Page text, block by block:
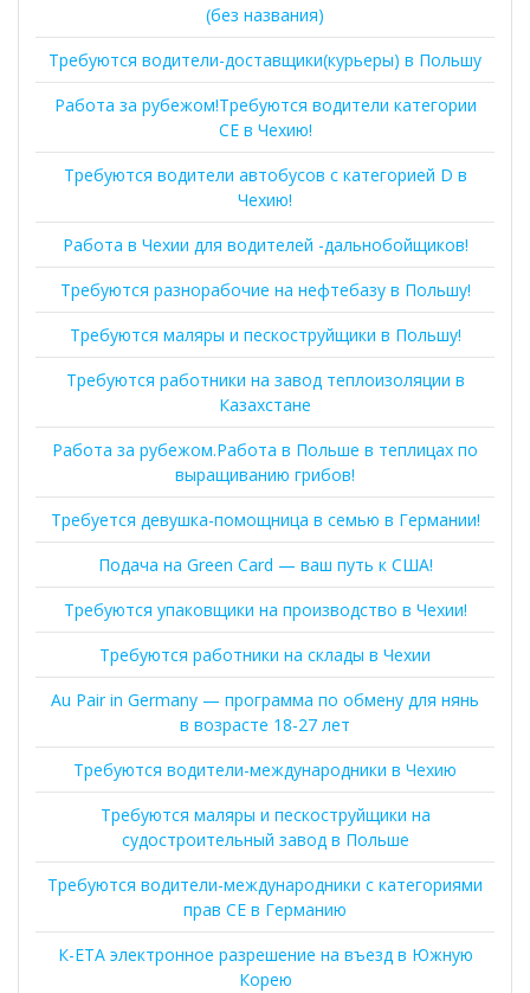
(без названия)
Требуются водители-доставщики(курьеры) в Польшу
Работа за рубежом!Требуются водители категории
СЕ в Чехию!
Требуются водители автобусов с категорией D в
Чехию!
Работа в Чехии для водителей -дальнобойщиков!
Требуются разнорабочие на нефтебазу в Польшу!
Требуются маляры и пескоструйщики в Польшу!
Требуются работники на завод теплоизоляции в
Казахстане
Работа за рубежом.Работа в Польше в теплицах по
выращиванию грибов!
Требуется девушка-помощница в семью в Германии!
Подача на Green Card — ваш путь к США!
Требуются упаковщики на производство в Чехии!
Требуются работники на склады в Чехии
Au Pair in Germany — программа по обмену для нянь
в возрасте 18-27 лет
Требуются водители-международники в Чехию
Требуются маляры и пескоструйщики на
судостроительный завод в Польше
Требуются водители-международники с категориями
прав CE в Германию
К-ЕТА электронное разрешение на въезд в Южную
Корею